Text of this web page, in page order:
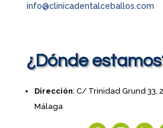
info@clinicadentalceballos.com
¿Dónde
Dirección: C/ Trinidad Grund 33,
Málaga